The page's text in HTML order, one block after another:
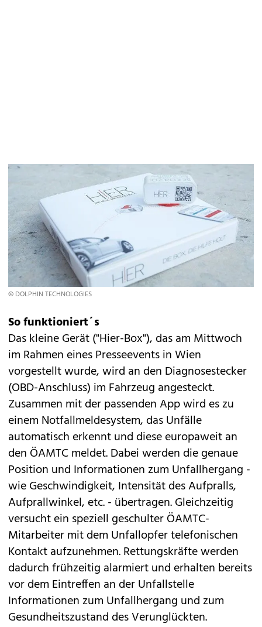
© DOLPHIN TECHNOLOGIES
So funktioniert´s
Das kleine Gerät ("Hier-Box"), das am Mittwoch
im Rahmen eines Presseevents in Wien
vorgestellt wurde, wird an den Diagnosestecker
(OBD-Anschluss) im Fahrzeug angesteckt.
Zusammen mit der passenden App wird es zu
einem Notfallmeldesystem, das Unfälle
automatisch erkennt und diese europaweit an
den ÖAMTC meldet. Dabei werden die genaue
Position und Informationen zum Unfallhergang -
wie Geschwindigkeit, Intensität des Aufpralls,
Aufprallwinkel, etc. - übertragen. Gleichzeitig
versucht ein speziell geschulter ÖAMTC-
Mitarbeiter mit dem Unfallopfer telefonischen
Kontakt aufzunehmen. Rettungskräfte werden
dadurch frühzeitig alarmiert und erhalten bereits
vor dem Eintreffen an der Unfallstelle
Informationen zum Unfallhergang und zum
Gesundheitszustand des Verunglückten.